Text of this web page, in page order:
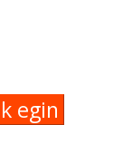
egin